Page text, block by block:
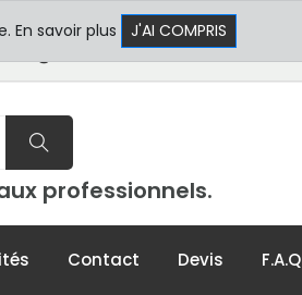
- 17h30
+33 3 29 80 78 32
professionnels.
Contact Devis F.A.Q
En savoir plus J'AI COMPRIS